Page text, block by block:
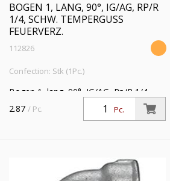
BOGEN 1, LANG, 90°, IG/AG, RP/R
1/4, SCHW. TEMPERGUSS
FEUERVERZ.
112826
Confection: Stk (1Pc.)
Bogen 1, lang, 90°, IG/AG, Rp/R 1/4,
Betriebstemperatur -20 °C bis 300 °C,
schwarzer Temperguss, feuerverzinkt,
Pc.
2.87 / Pc.